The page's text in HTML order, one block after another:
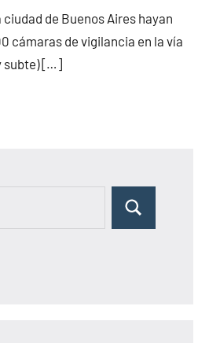
ciudad de Buenos Aires hayan
cámaras de vigilancia en la vía
subte) […]
B